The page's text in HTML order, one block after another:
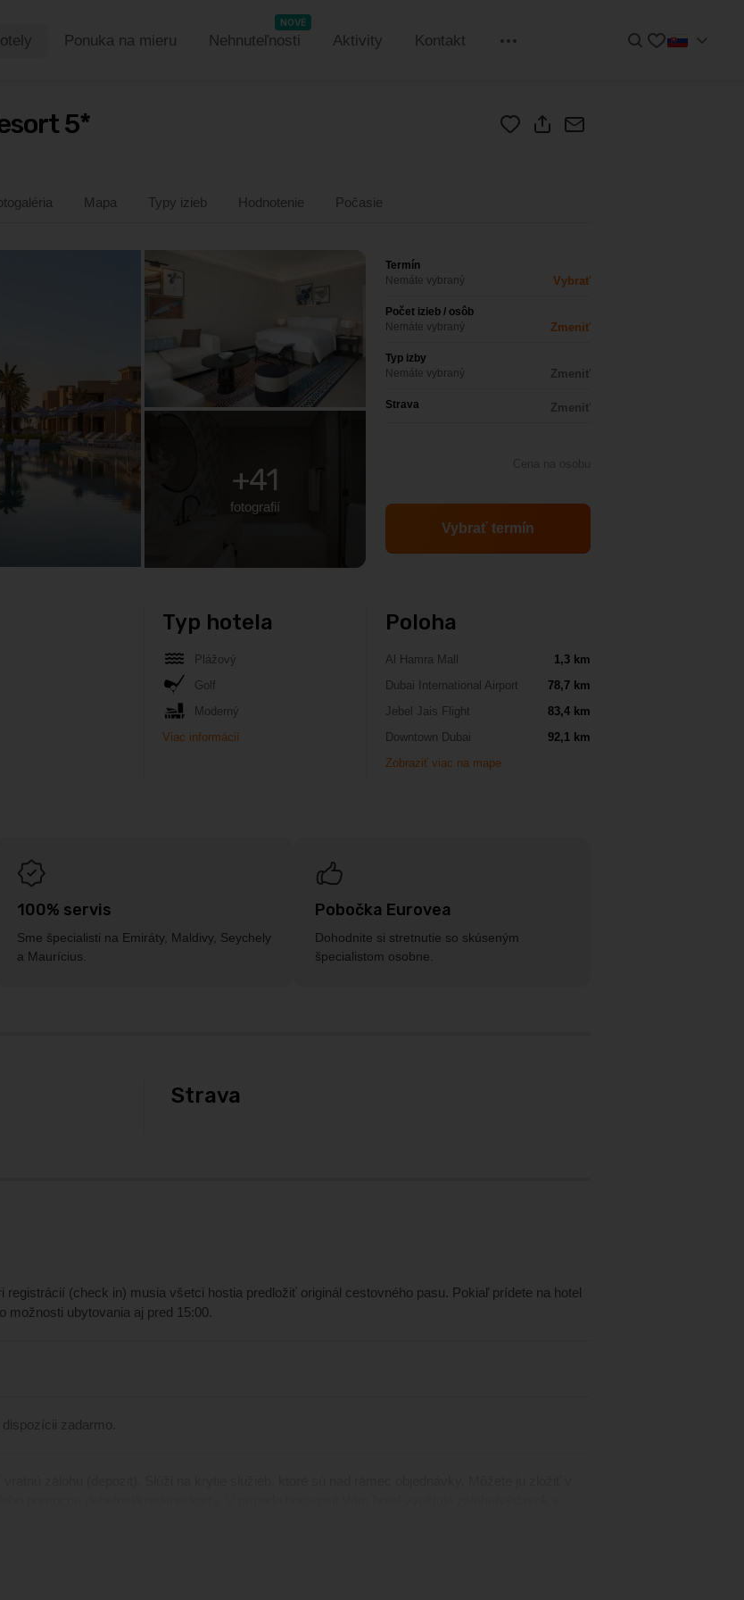
Ponuka na mieru Nehnuteľnosti
NOVÉ
Aktivity Kontakt HľadaťObľúbené
Cena na osobu
5*
Mapa Typy izieb Hodnotenie Počasie
+41
fotografií
Termín
Nemáte vybraný
Vybrať
Počet izieb / osôb
Nemáte vybraný
Zmeniť
Typ izby
Nemáte vybraný
Zmeniť
Strava Zmeniť
Vybrať termín
Typ hotela
Plážový
Golf
Moderný
Viac informácií
Poloha
Al Hamra Mall
1,3 km
Dubai International Airport
78,7 km
Jebel Jais Flight
83,4 km
Downtown Dubai
92,1 km
Zobraziť viac na mape
100% servis
Sme špecialisti na Emiráty, Maldivy, Seychely
a Maurícius.
Pobočka Eurovea
Dohodnite si stretnutie so skúseným
špecialistom osobne.
Strava
registrácií (check in) musia všetci hostia predložiť originál cestovného pasu. Pokiaľ prídete na hotel
možnosti ubytovania aj pred 15:00.
zadarmo.